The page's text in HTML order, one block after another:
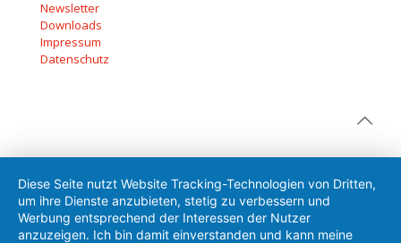
Newsletter
Downloads
Impressum
Datenschutz
Diese Seite nutzt Website Tracking-Technologien von Dritten,
um ihre Dienste anzubieten, stetig zu verbessern und
Werbung entsprechend der Interessen der Nutzer
anzuzeigen. Ich bin damit einverstanden und kann meine